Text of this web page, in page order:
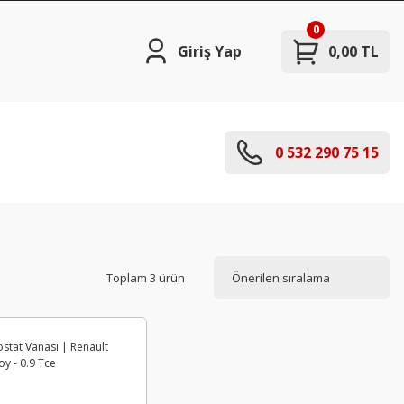
Giriş Yap 0,00 TL
0
0 532 290 75 15
Toplam 3 ürün